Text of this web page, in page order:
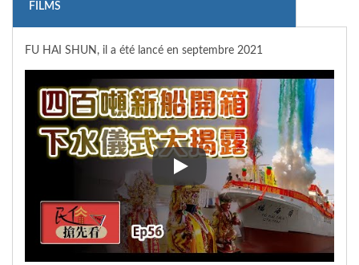
FILMS
FU HAI SHUN, il a été lancé en septembre 2021
FU HAI SHUN, il a été lancé